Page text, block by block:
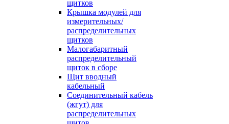
щитков
Крышка модулей для
измерительных/
распределительных
щитков
Малогабаритный
распределительный
щиток в сборе
Щит вводный
кабельный
Соединительный кабель
(жгут) для
распределительных